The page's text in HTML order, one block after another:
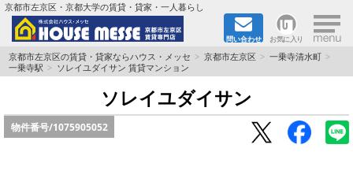
京都市左京区・京都大学の賃貸・貸家・一人暮らし
問い合わせ お気に入り ×
TOPページ
地域から検索
京都市左京区の賃貸・貸家ならハウス・メッセ 京都市左京区
一乗寺清水町
一乗寺駅
ソレイユダイサン 賃貸マンション
ソレイユダイサン
物件番号/1075905052